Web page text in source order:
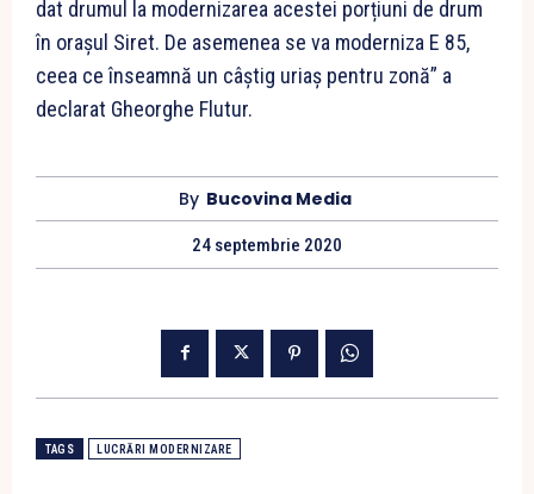
dat drumul la modernizarea acestei porțiuni de drum
în orașul Siret. De asemenea se va moderniza E 85,
ceea ce înseamnă un câștig uriaș pentru zonă” a
declarat Gheorghe Flutur.
By Bucovina Media
24 septembrie 2020
TAGS LUCRĂRI MODERNIZARE